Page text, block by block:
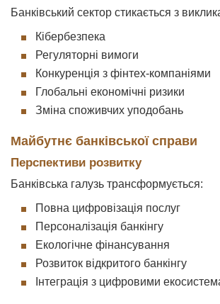
Банківський сектор стикається з
Кібербезпека
Регуляторні вимоги
Конкуренція з фінтех-компаніями
Глобальні економічні ризики
Зміна споживчих уподобань
Майбутнє банківської справи
Перспективи розвитку
Банківська галузь трансформується:
Повна цифровізація послуг
Персоналізація банкінгу
Екологічне фінансування
Розвиток відкритого банкінгу
Інтеграція з цифровими